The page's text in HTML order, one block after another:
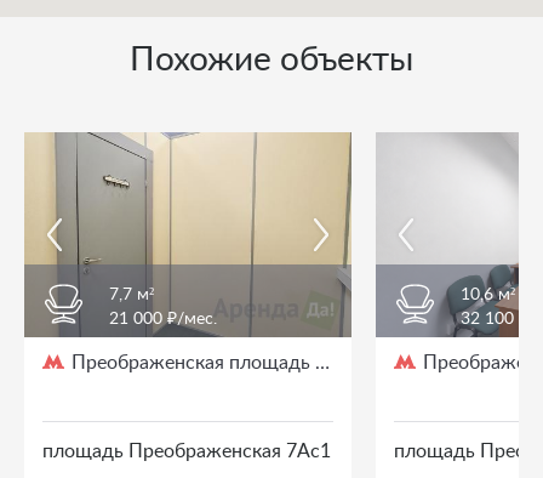
Похожие объекты
7,7 м²
21 000 ₽/мес.
Преображенская площадь / 3 мин. пешком
площадь Преображенская 7Ас1
10,6 м²
32 100 ₽/
площадь